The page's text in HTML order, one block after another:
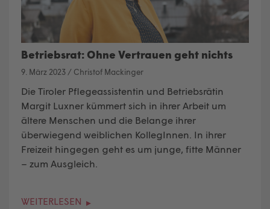
Betriebsrat: Ohne Vertrauen geht nichts
9. März 2023 / Christof Mackinger
Die Tiroler Pflegeassistentin und Betriebsrätin
Margit Luxner kümmert sich in ihrer Arbeit um
ältere Menschen und die Belange ihrer
überwiegend weiblichen KollegInnen. In ihrer
Freizeit hingegen geht es um junge, fitte Männer
– zum Ausgleich.
WEITERLESEN